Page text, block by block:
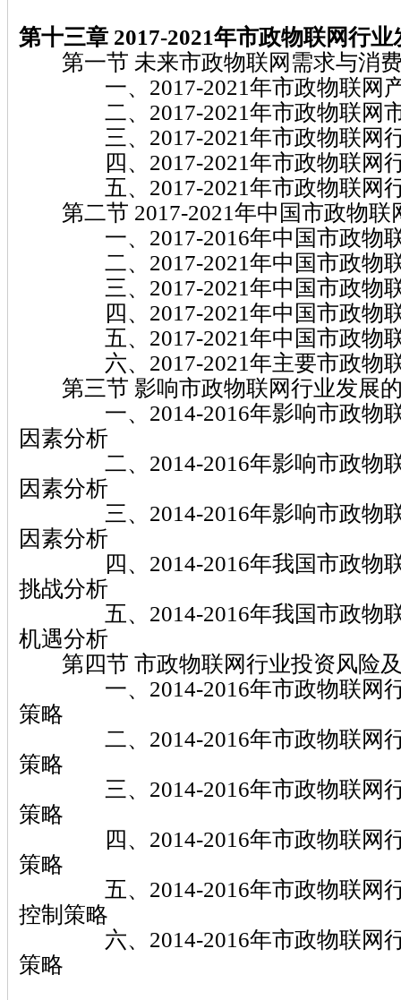
第十三章 2017-2021年市政物联网行业
第一节 未来市政物联网需求与消
一、2017-2021年市政物联网产
二、2017-2021年市政物联网市
三、2017-2021年市政物联网行
四、2017-2021年市政物联网行
五、2017-2021年市政物联网行
第二节 2017-2021年中国市政物联
一、2017-2016年中国市政物联
二、2017-2021年中国市政物联
三、2017-2021年中国市政物联
四、2017-2021年中国市政物联
五、2017-2021年中国市政物联
六、2017-2021年主要市政物联
第三节 影响市政物联网行业发展
一、2014-2016年影响市政物联
因素分析
二、2014-2016年影响市政物联
因素分析
三、2014-2016年影响市政物联
因素分析
四、2014-2016年我国市政物联
挑战分析
五、2014-2016年我国市政物联
机遇分析
第四节 市政物联网行业投资风险
一、2014-2016年市政物联网行
策略
二、2014-2016年市政物联网行
策略
三、2014-2016年市政物联网行
策略
四、2014-2016年市政物联网行
策略
五、2014-2016年市政物联网行
控制策略
六、2014-2016年市政物联网行
策略